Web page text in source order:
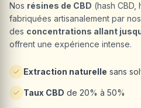
Nos résines de CBD (hash
fabriquées artisanalement par
des concentrations allant
offrent une expérience intense.
Extraction naturelle sans
Taux CBD de 20% à 50%